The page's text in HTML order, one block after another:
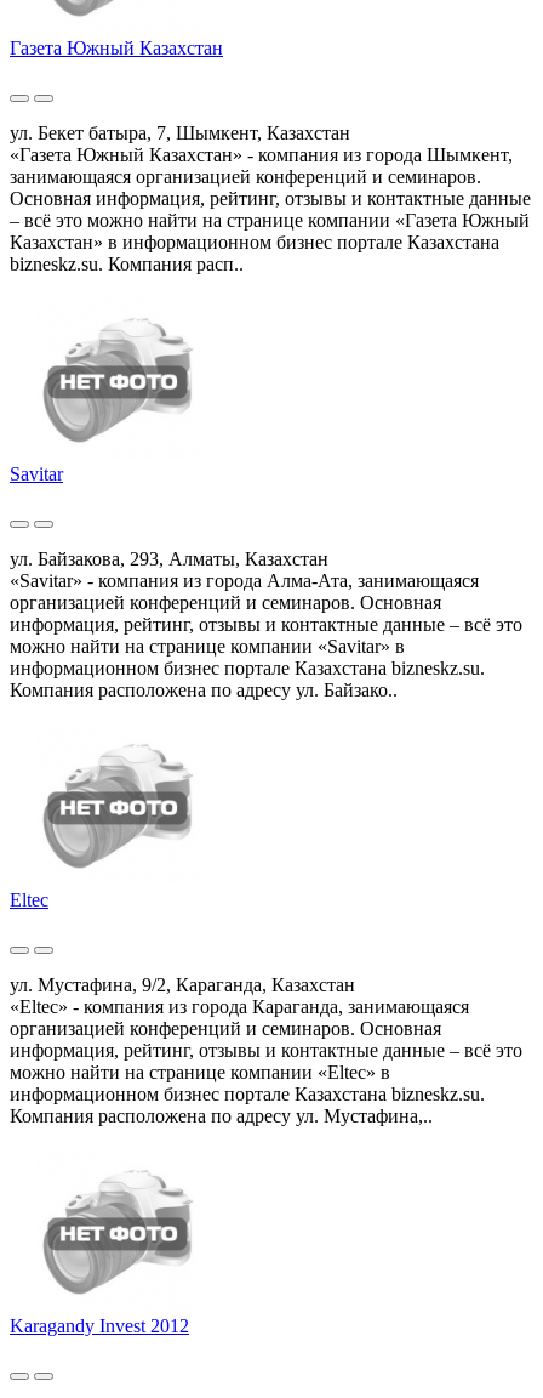
Газета Южный Казахстан
ул. Бекет батыра, 7, Шымкент, Казахстан
«Газета Южный Казахстан» - компания из города Шымкент,
занимающаяся организацией конференций и семинаров.
Основная информация, рейтинг, отзывы и контактные данные
– всё это можно найти на странице компании «Газета Южный
Казахстан» в информационном бизнес портале Казахстана
bizneskz.su. Компания расп..
Savitar
ул. Байзакова, 293, Алматы, Казахстан
«Savitar» - компания из города Алма-Ата, занимающаяся
организацией конференций и семинаров. Основная
информация, рейтинг, отзывы и контактные данные – всё это
можно найти на странице компании «Savitar» в
информационном бизнес портале Казахстана bizneskz.su.
Компания расположена по адресу ул. Байзако..
Eltec
ул. Мустафина, 9/2, Караганда, Казахстан
«Eltec» - компания из города Караганда, занимающаяся
организацией конференций и семинаров. Основная
информация, рейтинг, отзывы и контактные данные – всё это
можно найти на странице компании «Eltec» в
информационном бизнес портале Казахстана bizneskz.su.
Компания расположена по адресу ул. Мустафина,..
Karagandy Invest 2012